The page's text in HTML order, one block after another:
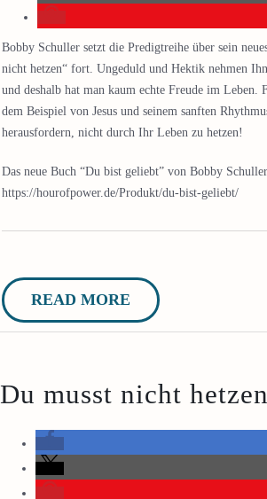
Bobby Schuller setzt die Predigtreihe über sein
nicht hetzen“ fort. Ungeduld und Hektik nehmen
und deshalb hat man kaum echte Freude im
dem Beispiel von Jesus und seinem sanften
herausfordern, nicht durch Ihr Leben zu hetzen!
Das neue Buch “Du bist geliebt” von Bobby
https://hourofpower.de/Produkt/du-bist-geliebt/
READ MORE
Du musst nicht